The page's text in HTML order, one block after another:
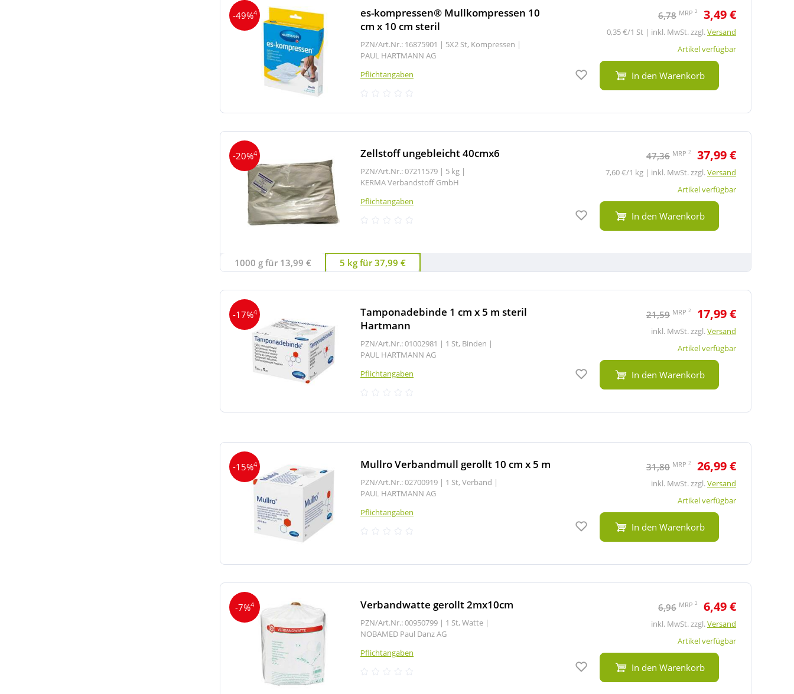
-49%4
es-kompressen® Mullkompressen 10
cm x 10 cm steril
PZN/Art.Nr.: 16875901 | 5X2 St, Kompressen |
PAUL HARTMANN AG
Pflichtangaben
6,78 MRP 2 3,49 €
0,35 €/1 St | inkl. MwSt. zzgl.Versand
Artikel verfügbar
Auf den Merkzettel
In den Warenkorb
-20%4 Zellstoff ungebleicht 40cmx6
PZN/Art.Nr.: 07211579 | 5 kg |
KERMA Verbandstoff GmbH
Pflichtangaben
47,36 MRP 2 37,99 €
7,60 €/1 kg | inkl. MwSt. zzgl.Versand
Artikel verfügbar
Auf den Merkzettel
In den Warenkorb
1000 g für 13,99 € 5 kg für 37,99 €
-17%4
Tamponadebinde 1 cm x 5 m steril
Hartmann
PZN/Art.Nr.: 01002981 | 1 St, Binden |
PAUL HARTMANN AG
Pflichtangaben
21,59 MRP 2 17,99 €
inkl. MwSt. zzgl.Versand
Artikel verfügbar
Auf den Merkzettel
In den Warenkorb
-15%4 Mullro Verbandmull gerollt 10 cm x 5 m
PZN/Art.Nr.: 02700919 | 1 St, Verband |
PAUL HARTMANN AG
Pflichtangaben
31,80 MRP 2 26,99 €
inkl. MwSt. zzgl.Versand
Artikel verfügbar
Auf den Merkzettel
In den Warenkorb
-7%4 Verbandwatte gerollt 2mx10cm
PZN/Art.Nr.: 00950799 | 1 St, Watte |
NOBAMED Paul Danz AG
Pflichtangaben
6,96 MRP 2 6,49 €
inkl. MwSt. zzgl.Versand
Artikel verfügbar
Auf den Merkzettel
In den Warenkorb